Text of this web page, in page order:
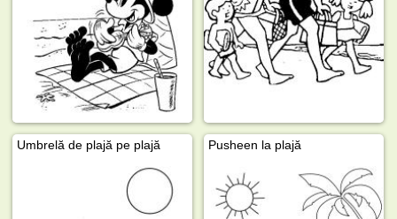
Umbrelă de plajă pe plajă Pusheen la plajă